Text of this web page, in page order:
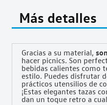
Más detalles
Gracias a su material,
hacer picnics. Son
bebidas calientes como
estilo. Puedes disfrutar
prácticos utensilios de
¡Estas elegantes tazas
dan un toque retro a